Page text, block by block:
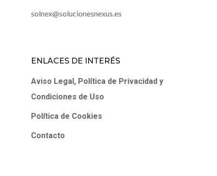
solnex@solucionesnexus.es
ENLACES DE INTERÉS
Aviso Legal, Política de Privacidad y
Condiciones de Uso
Política de Cookies
Contacto